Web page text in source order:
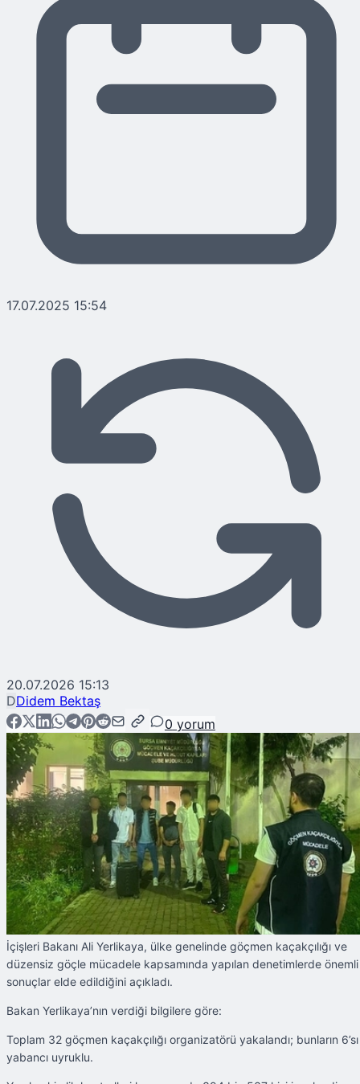
17.07.2025 15:54
20.07.2026 15:13
DDidem Bektaş
0 yorum
İçişleri Bakanı Ali Yerlikaya, ülke genelinde göçmen kaçakçılığı ve
düzensiz göçle mücadele kapsamında yapılan denetimlerde önemli
sonuçlar elde edildiğini açıkladı.
Bakan Yerlikaya’nın verdiği bilgilere göre:
Toplam 32 göçmen kaçakçılığı organizatörü yakalandı; bunların 6’sı
yabancı uyruklu.